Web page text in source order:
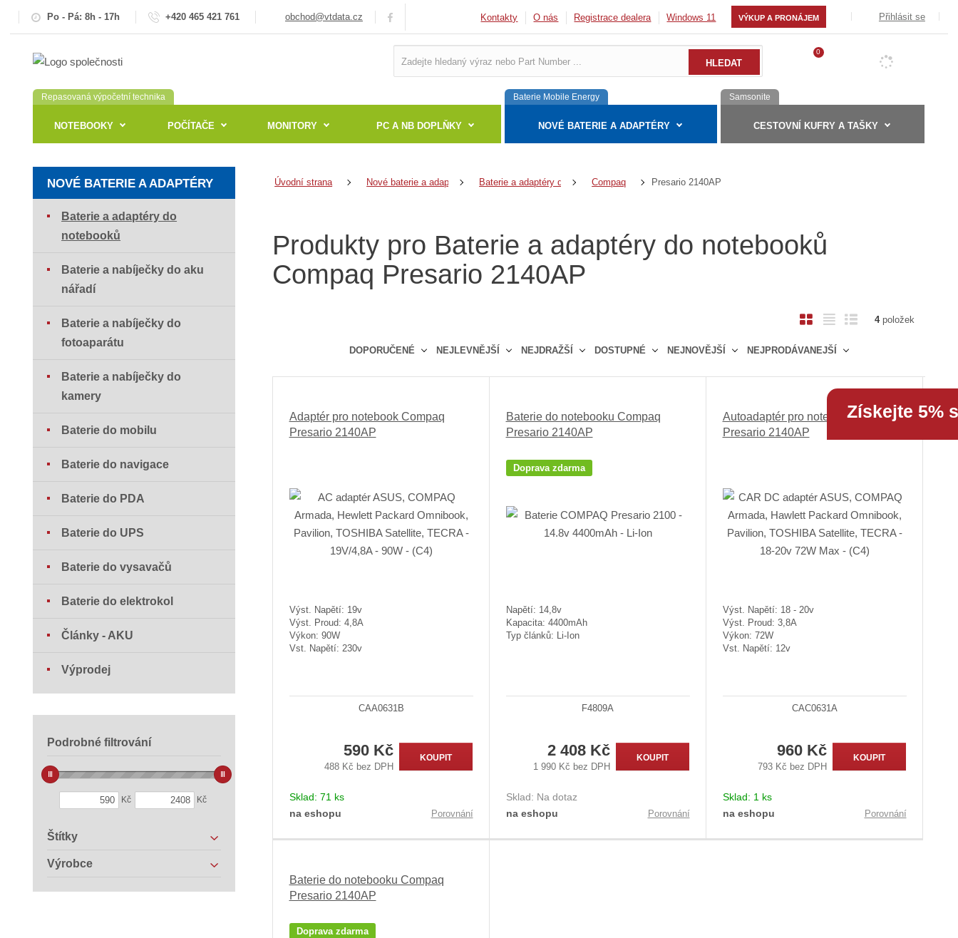
Po - Pá: 8h - 17h +420 465 421 761 obchod@vtdata.cz Kontakty O nás Registrace dealera Windows 11 VÝKUP A PRONÁJEM Přihlásit se
0
Repasovaná výpočetní technika
NOTEBOOKY POČÍTAČE MONITORY PC A NB DOPLŇKY
Baterie Mobile Energy
NOVÉ BATERIE A ADAPTÉRY
Samsonite
CESTOVNÍ KUFRY A TAŠKY
Úvodní strana Nové baterie a adaptéry Baterie a adaptéry do notebooků
Compaq Presario 2140AP
Produkty pro Baterie a adaptéry do notebooků
Compaq Presario 2140AP
DOPORUČENÉ NEJLEVNĚJŠÍ NEJDRAŽŠÍ DOSTUPNÉ NEJNOVĚJŠÍ NEJPRODÁVANEJŠÍ
e
d
u
r
o
ý
p
i
s
T
b
l
v
ý
p
i
s
o
v
v
i
s
4položek
Adaptér pro notebook Compaq
Presario 2140AP
Výst. Napětí: 19v
Výst. Proud: 4,8A
Výkon: 90W
Vst. Napětí: 230v
CAA0631B
590 Kč
488 Kč bez DPH
KOUPIT
Sklad: 71 ks
na eshopu
Porovnání
Baterie do notebooku Compaq
Presario 2140AP
Doprava zdarma
Napětí: 14,8v
Kapacita: 4400mAh
Typ článků: Li-Ion
F4809A
2 408 Kč
1 990 Kč bez DPH
KOUPIT
Sklad: Na dotaz
na eshopu
Porovnání
Autoadaptér pro notebook Compaq
Presario 2140AP
Výst. Napětí: 18 - 20v
Výst. Proud: 3,8A
Výkon: 72W
Vst. Napětí: 12v
CAC0631A
960 Kč
793 Kč bez DPH
KOUPIT
Sklad: 1 ks
na eshopu
Porovnání
Baterie do notebooku Compaq
Presario 2140AP
Doprava zdarma
NOVÉ BATERIE A ADAPTÉRY
Baterie a adaptéry do
notebooků
Baterie a nabíječky do aku
nářadí
Baterie a nabíječky do
fotoaparátu
Baterie a nabíječky do
kamery
Baterie do mobilu
Baterie do navigace
Baterie do PDA
Baterie do UPS
Baterie do vysavačů
Baterie do elektrokol
Články - AKU
Výprodej
Podrobné filtrování
Kč Kč
Štítky
Výrobce
Získejte 5%